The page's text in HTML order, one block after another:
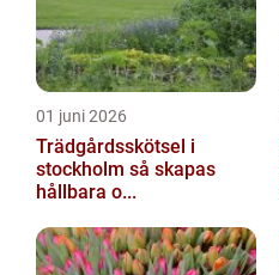
01 juni 2026
Trädgårdsskötsel i
stockholm så skapas
hållbara o...